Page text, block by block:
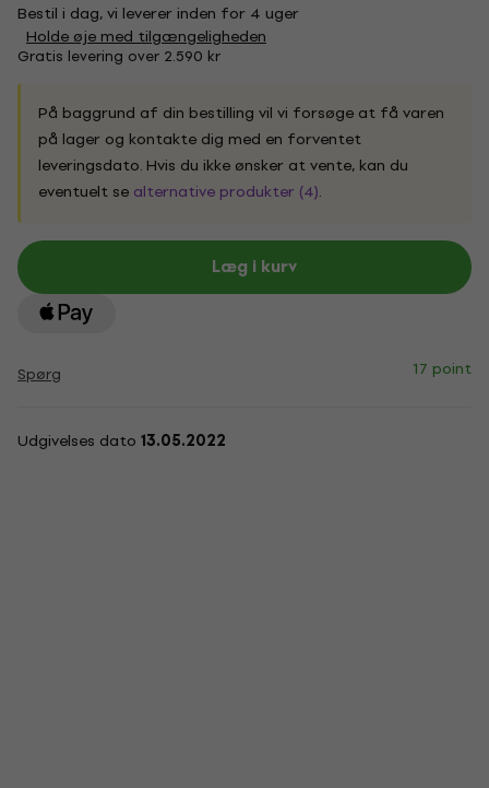
Bestil i dag, vi leverer inden for 4 uger
Holde øje med tilgængeligheden
Gratis levering over 2.590 kr
På baggrund af din bestilling vil vi forsøge at få varen
på lager og kontakte dig med en forventet
leveringsdato. Hvis du ikke ønsker at vente, kan du
eventuelt se alternative produkter (4).
Læg i kurv
Spørg 17 point
Udgivelses dato 13.05.2022